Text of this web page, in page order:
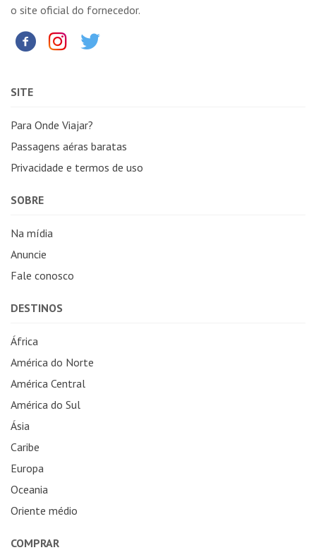
o site oficial do fornecedor.
SITE
Para Onde Viajar?
Passagens aéras baratas
Privacidade e termos de uso
SOBRE
Na mídia
Anuncie
Fale conosco
DESTINOS
África
América do Norte
América Central
América do Sul
Ásia
Caribe
Europa
Oceania
Oriente médio
COMPRAR